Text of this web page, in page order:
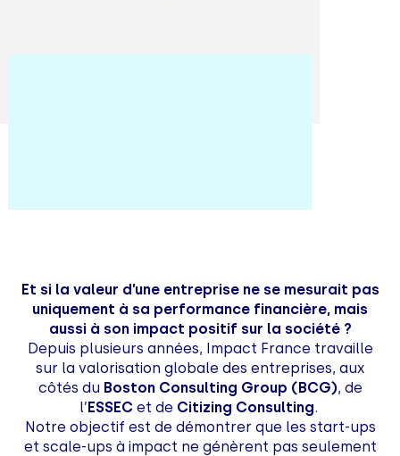
Et si la valeur d’une entreprise ne se mesurait pas
uniquement à sa performance financière, mais
aussi à son impact positif sur la société ?
Depuis plusieurs années, Impact France travaille
sur la valorisation globale des entreprises, aux
côtés du Boston Consulting Group (BCG), de
l’ESSEC et de Citizing Consulting.
Notre objectif est de démontrer que les start-ups
et scale-ups à impact ne génèrent pas seulement